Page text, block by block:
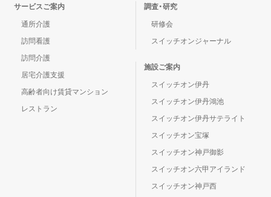
サービスご案内
通所介護
訪問看護
訪問介護
居宅介護支援
高齢者向け賃貸マンション
レストラン
調査・研究
研修会
スイッチオンジャーナル
施設ご案内
スイッチオン伊丹
スイッチオン伊丹鴻池
スイッチオン伊丹サテライト
スイッチオン宝塚
スイッチオン神戸御影
スイッチオン六甲アイランド
スイッチオン神戸西